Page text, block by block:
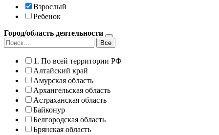
Взрослый
Ребенок
Город/область деятельности
Все
1. По всей территории РФ
Алтайский край
Амурская область
Архангельская область
Астраханская область
Байконур
Белгородская область
Брянская область